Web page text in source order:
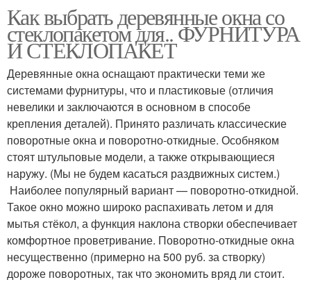
Как выбрать деревянные окна со
стеклопакетом для.. ФУРНИТУРА
И СТЕКЛОПАКЕТ
Деревянные окна оснащают практически теми же
системами фурнитуры, что и пластиковые (отличия
невелики и заключаются в основном в способе
крепления деталей). Принято различать классические
поворотные окна и поворотно-откидные. Особняком
стоят штульповые модели, а также открывающиеся
наружу. (Мы не будем касаться раздвижных систем.)
Наиболее популярный вариант — поворотно-откидной.
Такое окно можно широко распахивать летом и для
мытья стёкол, а функция наклона створки обеспечивает
комфортное проветривание. Поворотно-откидные окна
несущественно (примерно на 500 руб. за створку)
дороже поворотных, так что экономить вряд ли стоит.